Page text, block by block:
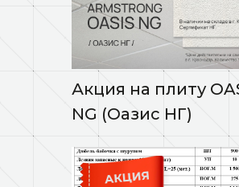
Акция на плиту
NG (Оазис НГ)